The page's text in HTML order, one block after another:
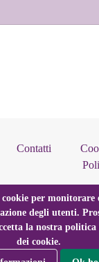
Contatti
per monitorare
degli utenti.
la nostra
dei cookie.